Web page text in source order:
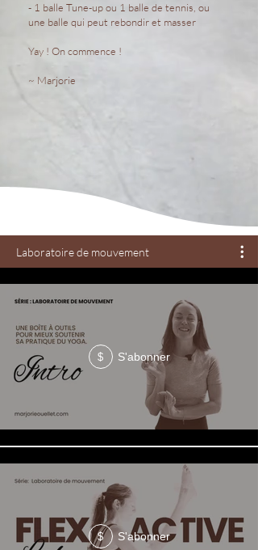
- 1 balle Tune-up ou 1 balle de tennis, ou
une balle qui peut rebondir et masser
Yay ! On commence !
~ Marjorie
Laboratoire de mouvement
$ S'abonner
$ S'abonner